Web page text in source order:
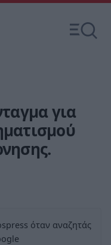
για
όταν αναζητάς